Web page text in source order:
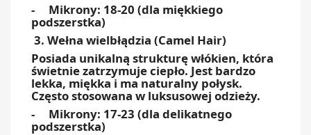
- Mikrony: 18-20 (dla miękkiego
podszerstka)
3. Wełna wielbłądzia (Camel Hair)
Posiada unikalną strukturę włókien, która
świetnie zatrzymuje ciepło. Jest bardzo
lekka, miękka i ma naturalny połysk.
Często stosowana w luksusowej odzieży.
- Mikrony: 17-23 (dla delikatnego
podszerstka)